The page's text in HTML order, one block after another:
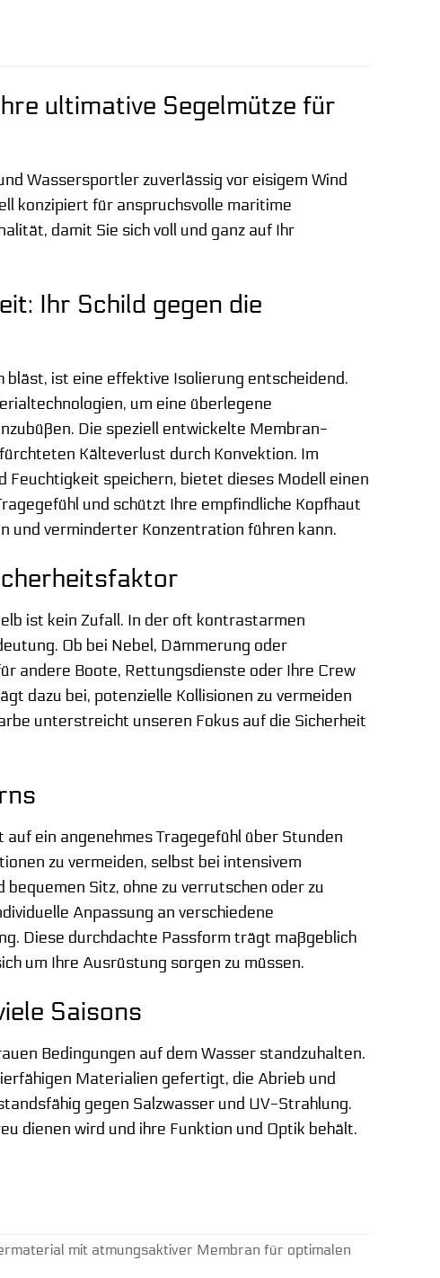
ultimative Segelmütze für
Wassersportler zuverlässig vor eisigem Wind
konzipiert für anspruchsvolle maritime
damit Sie sich voll und ganz auf Ihr
Ihr Schild gegen die
ist eine effektive Isolierung entscheidend.
um eine überlegene
Die speziell entwickelte Membran-
Kälteverlust durch Konvektion. Im
Feuchtigkeit speichern, bietet dieses Modell einen
und schützt Ihre empfindliche Kopfhaut
und verminderter Konzentration führen kann.
ist kein Zufall. In der oft kontrastarmen
Ob bei Nebel, Dämmerung oder
andere Boote, Rettungsdienste oder Ihre Crew
dazu bei, potenzielle Kollisionen zu vermeiden
unterstreicht unseren Fokus auf die Sicherheit
ein angenehmes Tragegefühl über Stunden
zu vermeiden, selbst bei intensivem
Sitz, ohne zu verrutschen oder zu
Anpassung an verschiedene
Diese durchdachte Passform trägt maßgeblich
um Ihre Ausrüstung sorgen zu müssen.
Saisons
Bedingungen auf dem Wasser standzuhalten.
Materialien gefertigt, die Abrieb und
gegen Salzwasser und UV-Strahlung.
dienen wird und ihre Funktion und Optik behält.
mit atmungsaktiver Membran für optimalen